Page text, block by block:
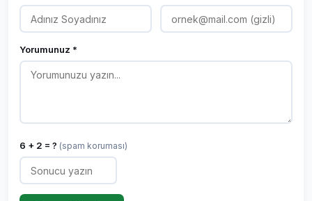
Yorumunuz *
6 + 2 = ? (spam koruması)